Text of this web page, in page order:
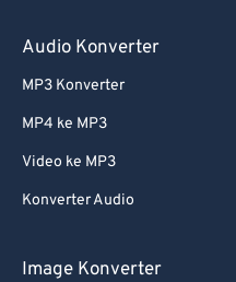
Audio Konverter
MP3 Konverter
MP4 ke MP3
Video ke MP3
Konverter Audio
Image Konverter